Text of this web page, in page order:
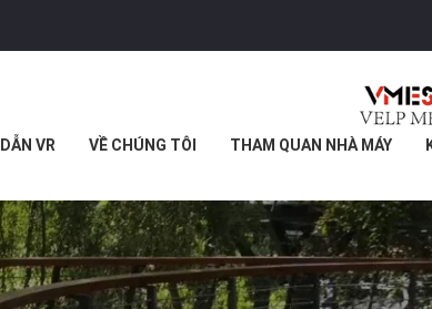
VR VỀ CHÚNG TÔI THAM QUAN NHÀ MÁY